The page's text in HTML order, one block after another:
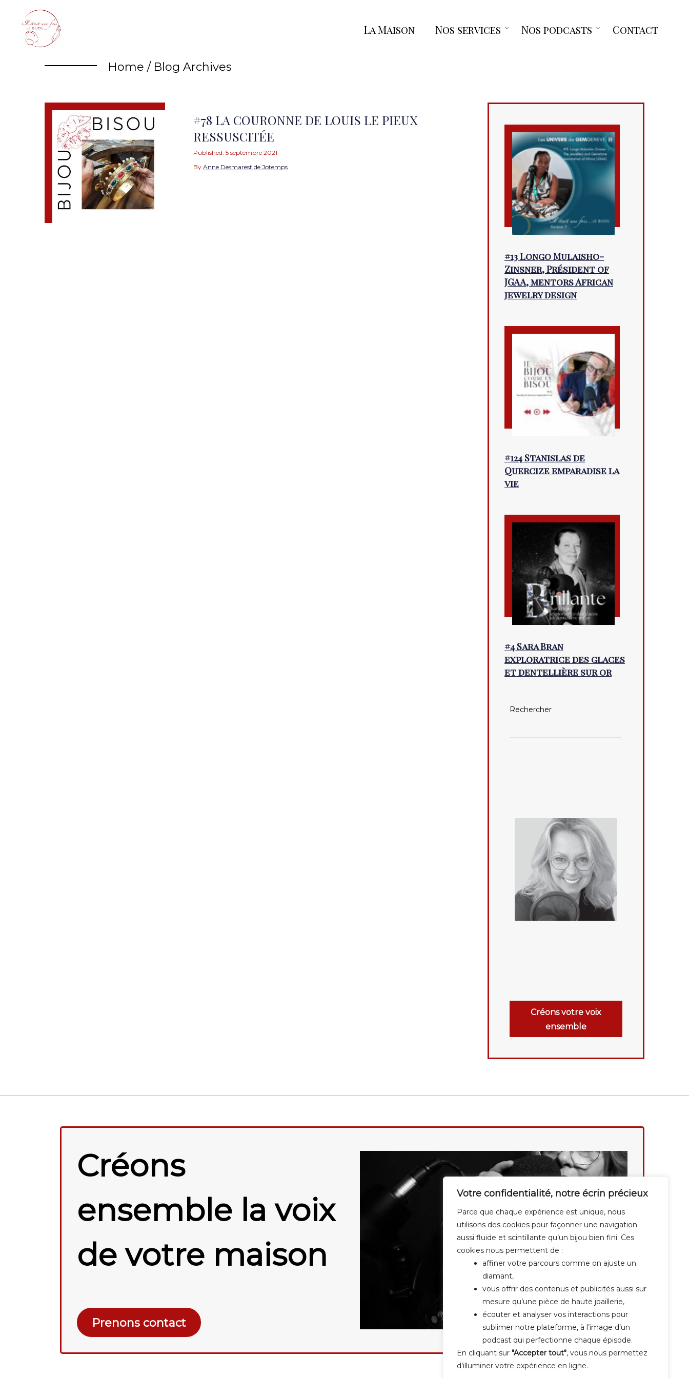
Votre confidentialité, notre écrin précieux
Parce que chaque expérience est unique, nous
utilisons des cookies pour façonner une navigation
aussi fluide et scintillante qu’un bijou bien fini. Ces
cookies nous permettent de :
affiner votre parcours comme on ajuste un
diamant,
vous offrir des contenus et publicités aussi sur
mesure qu’une pièce de haute joaillerie,
écouter et analyser vos interactions pour
sublimer notre plateforme, à l’image d’un
podcast qui perfectionne chaque épisode.
En cliquant sur "Accepter tout", vous nous permettez
d’illuminer votre expérience en ligne.
content
La Maison Nos services
OpenNos podcasts
OpenContact
Home / Blog Archives
#78 LA COURONNE DE LOUIS LE PIEUX
RESSUSCITÉE
Published: 5 septembre 2021
By Anne Desmarest de Jotemps
#13 Longo Mulaisho-
Zinsner, Président of
JGAA, mentors African
jewelry design
#124 Stanislas de
Quercize emparadise la
vie
#4 Sara Bran
exploratrice des glaces
et dentellière sur or
Rechercher
Créons votre voix
ensemble
Créons
ensemble la voix
de votre maison
Prenons contact